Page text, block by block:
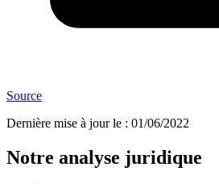
Source
Dernière mise à jour le : 01/06/2022
Notre analyse juridique